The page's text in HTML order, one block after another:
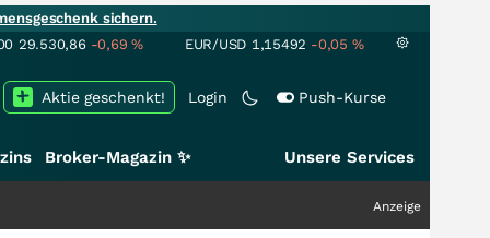
sichern.
29.530,86 -0,69% EUR/USD 1,15492 -0,05 %
Login Push-Kurse
Aktie geschenkt!
Broker-Magazin ✨ Unsere Services
SalesCloser Technologies:
Anzeige